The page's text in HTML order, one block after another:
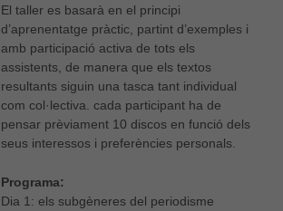
El taller es basarà en el principi
d’aprenentatge pràctic, partint d’exemples i
amb participació activa de tots els
assistents, de manera que els textos
resultants siguin una tasca tant individual
com col·lectiva. cada participant ha de
pensar prèviament 10 discos en funció dels
seus interessos i preferències personals.
Programa:
Dia 1: els subgèneres del periodisme